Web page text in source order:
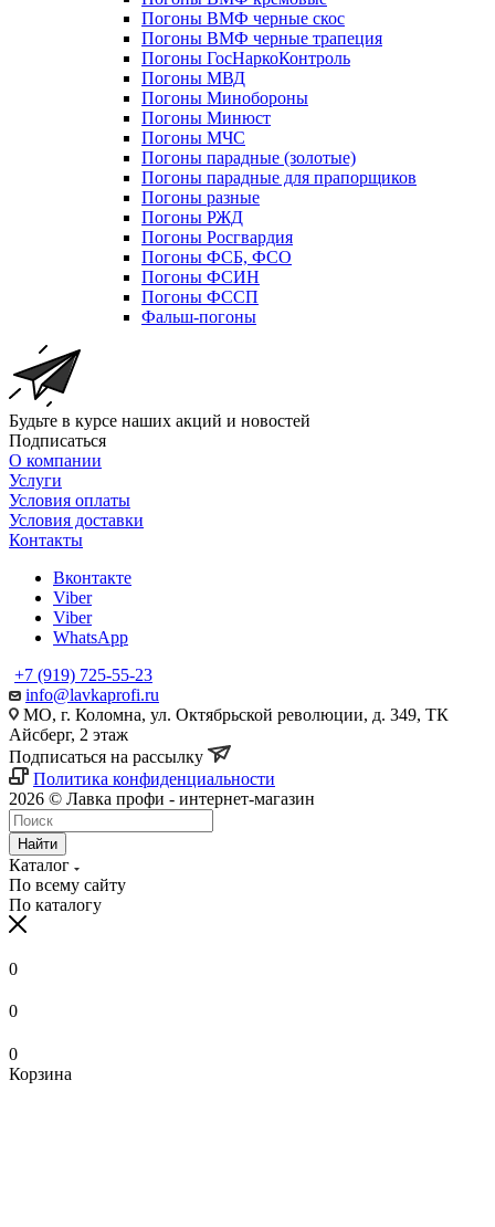
Погоны ВМФ черные скос
Погоны ВМФ черные трапеция
Погоны ГосНаркоКонтроль
Погоны МВД
Погоны Минобороны
Погоны Минюст
Погоны МЧС
Погоны парадные (золотые)
Погоны парадные для прапорщиков
Погоны разные
Погоны РЖД
Погоны Росгвардия
Погоны ФСБ, ФСО
Погоны ФСИН
Погоны ФССП
Фальш-погоны
Будьте в курсе наших акций и новостей
Подписаться
О компании
Услуги
Условия оплаты
Условия доставки
Контакты
Вконтакте
Viber
Viber
WhatsApp
+7 (919) 725-55-23
info@lavkaprofi.ru
МО, г. Коломна, ул. Октябрьской революции, д. 349, ТК
Айсберг, 2 этаж
Подписаться на рассылку
Политика конфиденциальности
2026 © Лавка профи - интернет-магазин
Найти
Каталог
По всему сайту
По каталогу
0
0
0
Корзина